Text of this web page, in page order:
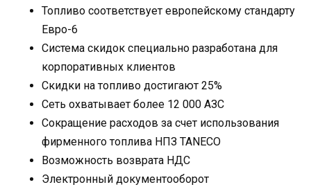
Топливо соответствует европейскому стандарту
Евро-6
Система скидок специально разработана для
корпоративных клиентов
Скидки на топливо достигают 25%
Сеть охватывает более 12 000 АЗС
Сокращение расходов за счет использования
фирменного топлива НПЗ TANECO
Возможность возврата НДС
Электронный документооборот